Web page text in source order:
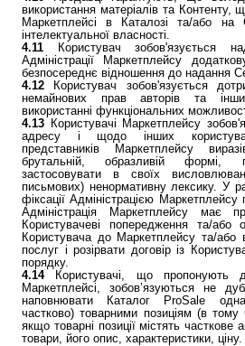
використання матеріалів та
Маркетплейсі в Каталозі та/або
інтелектуальної власності.
4.11
Користувач зобов'язується
Адміністрації Маркетплейсу
безпосереднє відношення до надання
4.12
Користувач зобов'язується
немайнових прав авторів та
використанні функціональних
4.13 Користувачі Маркетплейсу
адресу і щодо інших
представників Маркетплейсу
брутальній, образливій формі,
застосовувати в своїх
письмових) ненормативну лексику. У
фіксації Адміністрацією
Адміністрація Маркетплейсу має
Користувачеві попередження та/або
Користувача до Маркетплейсу та/або
послуг і розірвати договір із
порядку.
4.14
​​Користувачі, що
Маркетплейсі, зобов’язуються не
наповнювати Каталог ProSale
частково) товарними позиціям (в
якщо товарні позиції містять часткове
товари, його опис, характеристики, ціну.